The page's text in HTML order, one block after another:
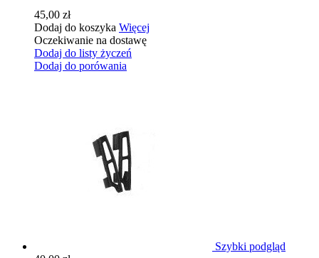
45,00 zł
Dodaj do koszyka Więcej
Oczekiwanie na dostawę
Dodaj do listy życzeń
Dodaj do porówania
Szybki podgląd